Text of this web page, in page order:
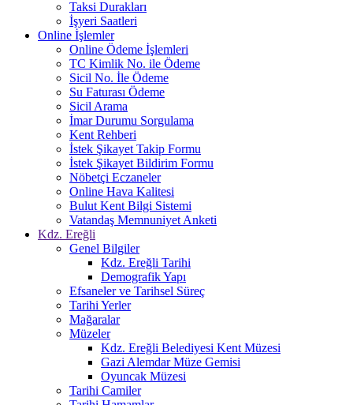
Taksi Durakları
İşyeri Saatleri
Online İşlemler
Online Ödeme İşlemleri
TC Kimlik No. ile Ödeme
Sicil No. İle Ödeme
Su Faturası Ödeme
Sicil Arama
İmar Durumu Sorgulama
Kent Rehberi
İstek Şikayet Takip Formu
İstek Şikayet Bildirim Formu
Nöbetçi Eczaneler
Online Hava Kalitesi
Bulut Kent Bilgi Sistemi
Vatandaş Memnuniyet Anketi
Kdz. Ereğli
Genel Bilgiler
Kdz. Ereğli Tarihi
Demografik Yapı
Efsaneler ve Tarihsel Süreç
Tarihi Yerler
Mağaralar
Müzeler
Kdz. Ereğli Belediyesi Kent Müzesi
Gazi Alemdar Müze Gemisi
Oyuncak Müzesi
Tarihi Camiler